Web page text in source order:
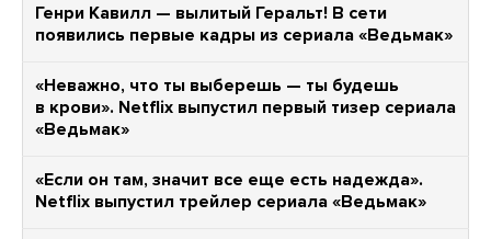
Генри Кавилл — вылитый Геральт! В сети
появились первые кадры из сериала «Ведьмак»
«Неважно, что ты выберешь — ты будешь
в крови». Netflix выпустил первый тизер сериала
«Ведьмак»
«Если он там, значит все еще есть надежда».
Netflix выпустил трейлер сериала «Ведьмак»